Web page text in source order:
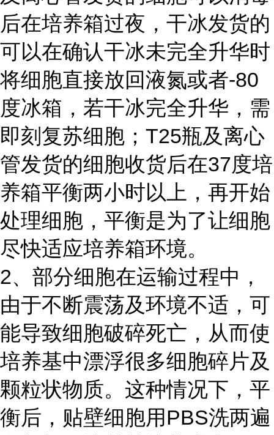
后在培养箱过夜，干冰发货的
可以在确认干冰未完全升华时
将细胞直接放回液氮或者-80
度冰箱，若干冰完全升华，需
即刻复苏细胞；T25瓶及离心
管发货的细胞收货后在37度培
养箱平衡两小时以上，再开始
处理细胞，平衡是为了让细胞
尽快适应培养箱环境。
2、部分细胞在运输过程中，
由于不断震荡及环境不适，可
能导致细胞破碎死亡，从而使
培养基中漂浮很多细胞碎片及
颗粒状物质。这种情况下，平
衡后，贴壁细胞用PBS洗两遍